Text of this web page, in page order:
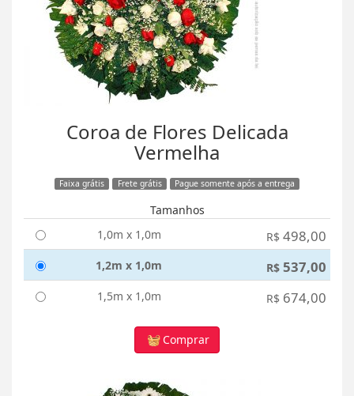
Coroa de Flores Delicada
Vermelha
Faixa grátis Frete grátis Pague somente após a entrega
Tamanhos
1,0m x 1,0m
R$ 498,00
1,2m x 1,0m R$ 537,00
1,5m x 1,0m R$ 674,00
Comprar